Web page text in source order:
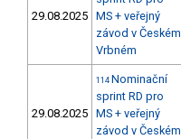
29.08.2025 MS + veřejný
závod v Českém
Vrbném
29.08.2025
114 Nominační
sprint RD pro
MS + veřejný
závod v Českém